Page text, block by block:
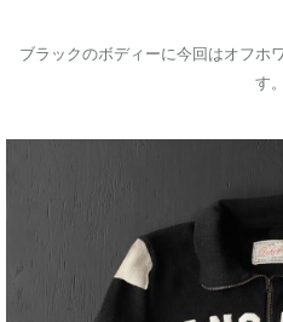
ブラックのボディーに今回はオフホ
す。